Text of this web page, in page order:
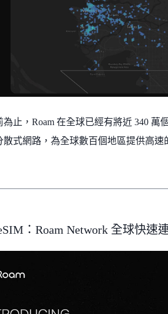
為止，Roam 在全球已經有將近 340
散式網路，為全球數百個地區提供高速
：Roam Network 全球快速